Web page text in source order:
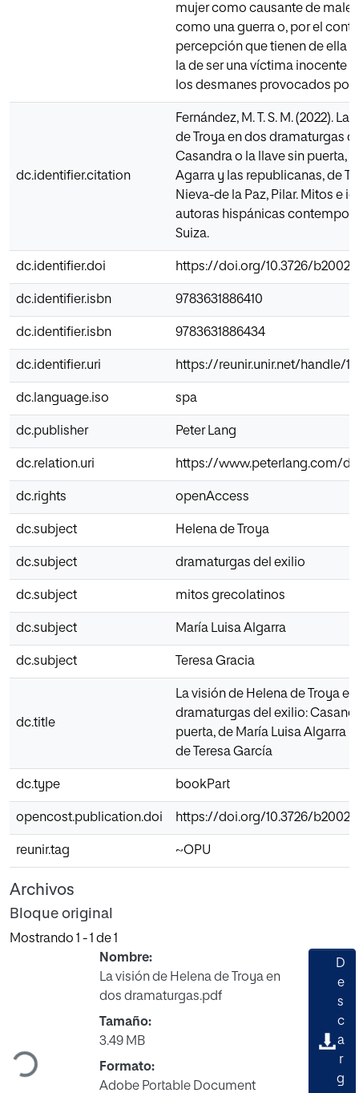
mujer como causante de
como una guerra o, por el
percepción que tienen de ella
la de ser una víctima inocente
los desmanes provocados por
dc.identifier.citation
Fernández, M. T. S. M. (2022).
de Troya en dos dramaturgas
Casandra o la llave sin puerta,
Agarra y las republicanas, de
Nieva-de la Paz, Pilar. Mitos e
autoras hispánicas
Suiza.
dc.identifier.doi https://doi.org/10.3726/b20027
dc.identifier.isbn 9783631886410
dc.identifier.isbn 9783631886434
dc.identifier.uri https://reunir.unir.net/handle/
dc.language.iso spa
dc.publisher Peter Lang
dc.relation.uri https://www.peterlang.com/
dc.rights openAccess
dc.subject Helena de Troya
dc.subject dramaturgas del exilio
dc.subject mitos grecolatinos
dc.subject María Luisa Algarra
dc.subject Teresa Gracia
dc.title
La visión de Helena de Troya
dramaturgas del exilio:
puerta, de María Luisa Algarra
de Teresa García
dc.type bookPart
opencost.publication.doi https://doi.org/10.3726/b20027
reunir.tag ~OPU
Archivos
Bloque original
Mostrando 1 - 1 de 1
Cargando...
Nombre:
La visión de Helena de Troya en
dos dramaturgas.pdf
Tamaño:
3.49 MB
Formato:
Adobe Portable Document
D
e
s
c
a
r
g